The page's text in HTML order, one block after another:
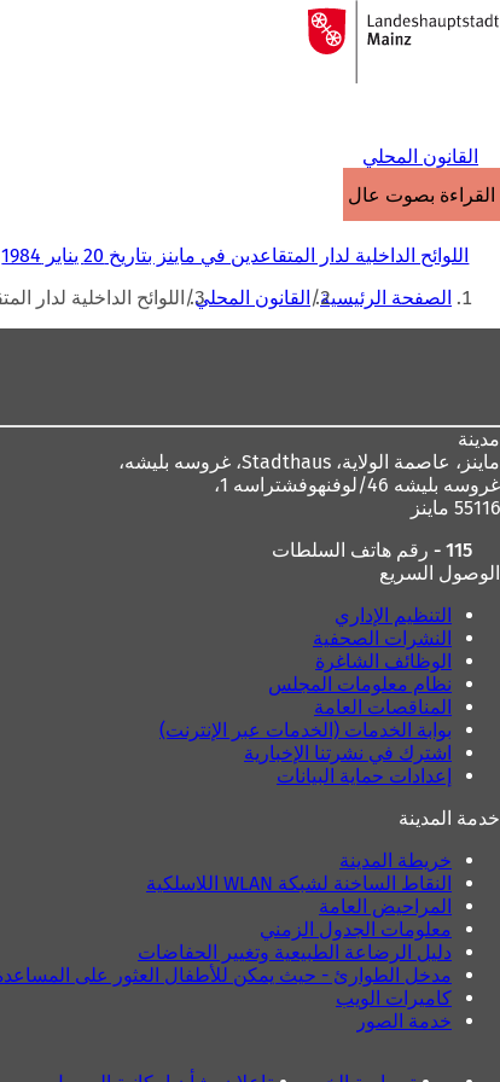
الانتقال إلى المحتوى
إلى
الصفحة
القانون المحلي
القراءة بصوت عالٍ
اللوائح الداخلية لدار المتقاعدين في ماينز بتاريخ 20 يناير 1984
أنت الصفحة الرئيسية القانون المحلي اللوائح الداخلية لدار
مدينة
ماينز، عاصمة الولاية،
غروسه بليشه 46/لوفنهوفشتراسه 1،
55116 ماينز
115 - رقم هاتف السلطات
الوصول السريع
التنظيم الإداري
النشرات الصحفية
الوظائف الشاغرة
نظام معلومات المجلس
المناقصات العامة
بوابة الخدمات (الخدمات عبر الإنترنت)
اشترك في نشرتنا الإخبارية
إعدادات حماية البيانات
خدمة المدينة
خريطة المدينة
النقاط الساخنة لشبكة WLAN اللاسلكية
المراحيض العامة
معلومات الجدول الزمني
دليل الرضاعة الطبيعية وتغيير الحفاضات
مدخل الطوارئ - حيث يمكن للأطفال العثور على
كاميرات الويب
خدمة الصور